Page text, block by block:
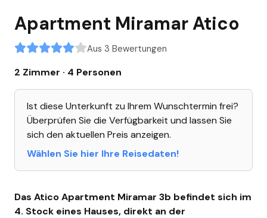
Apartment Miramar Atico
Aus 3 Bewertungen
2 Zimmer · 4 Personen
Ist diese Unterkunft zu Ihrem Wunschtermin frei?
Überprüfen Sie die Verfügbarkeit und lassen Sie
sich den aktuellen Preis anzeigen.
Wählen Sie hier Ihre Reisedaten!
Das Atico Apartment Miramar 3b befindet sich im
4. Stock eines Hauses, direkt an der